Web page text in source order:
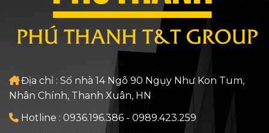
Địa chỉ : Số nhà 14 Ngõ 90 Ngụy Như Kon Tum,
Nhân Chính, Thanh Xuân, HN
Hotline : 0936.196.386 - 0989.423.259